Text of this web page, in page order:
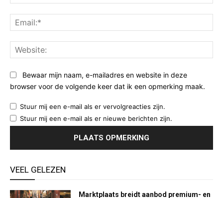
Bewaar mijn naam, e-mailadres en website in deze
browser voor de volgende keer dat ik een opmerking maak.
Stuur mij een e-mail als er vervolgreacties zijn.
Stuur mij een e-mail als er nieuwe berichten zijn.
VEEL GELEZEN
Marktplaats breidt aanbod premium- en